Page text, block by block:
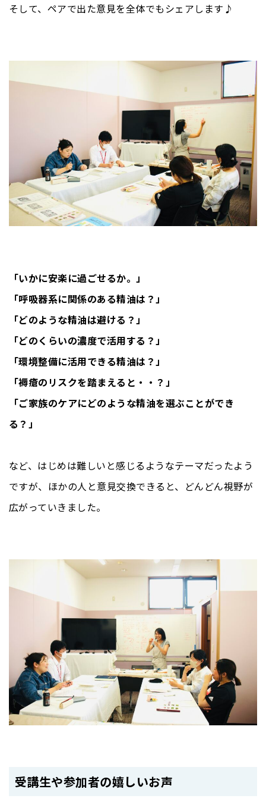
そして、ペアで出た意見を全体でもシェアします♪
「いかに安楽に過ごせるか。」
「呼吸器系に関係のある精油は？」
「どのような精油は避ける？」
「どのくらいの濃度で活用する？」
「環境整備に活用できる精油は？」
「褥瘡のリスクを踏まえると・・？」
「ご家族のケアにどのような精油を選ぶことができ
る？」
など、はじめは難しいと感じるようなテーマだったよう
ですが、ほかの人と意見交換できると、どんどん視野が
広がっていきました。
受講生や参加者の嬉しいお声